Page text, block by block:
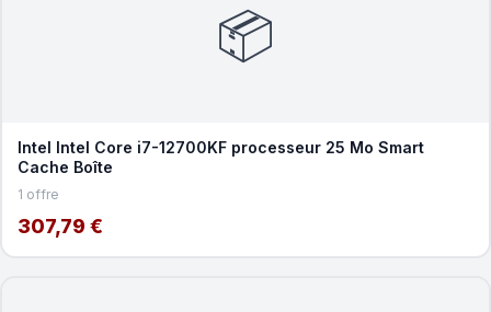
📦
Intel Intel Core i7-12700KF processeur 25 Mo Smart
Cache Boîte
1 offre
307,79 €